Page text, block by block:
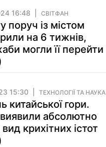
16:48 СВІТФАН
поруч із містом
на 6 тижнів,
могли її перейти
15:30 ТЕХНОЛОГІЇ ТА НАУКА
китайської гори.
абсолютно
крихітних істот